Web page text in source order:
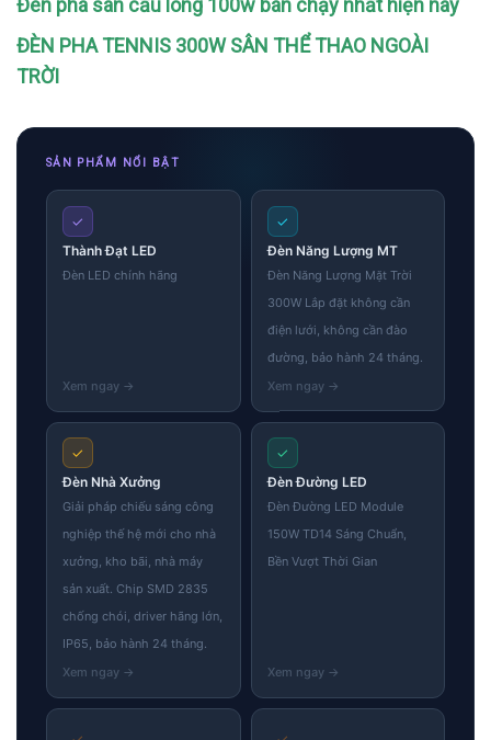
Đèn pha sân cầu lông 100w bán chạy nhất hiện nay
ĐÈN PHA TENNIS 300W SÂN THỂ THAO NGOÀI
TRỜI
SẢN PHẨM NỔI BẬT
✓
Thành Đạt LED
Đèn LED chính hãng
✓
Đèn Năng Lượng MT
Đèn Năng Lượng Mặt Trời
300W Lắp đặt không cần
điện lưới, không cần đào
đường, bảo hành 24 tháng.
✓
Đèn Nhà Xưởng
Giải pháp chiếu sáng công
nghiệp thế hệ mới cho nhà
xưởng, kho bãi, nhà máy
sản xuất. Chip SMD 2835
chống chói, driver hãng lớn,
IP65, bảo hành 24 tháng.
✓
Đèn Đường LED
Đèn Đường LED Module
150W TD14 Sáng Chuẩn,
Bền Vượt Thời Gian